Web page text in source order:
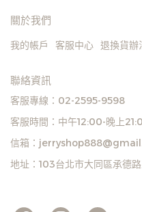
關於我們
我的帳戶 客服中心 退換貨辦
聯絡資訊
客服專線：02-2595-9598
客服時間：中午12:00-晚上
信箱：
地址：103台北市大同區承德